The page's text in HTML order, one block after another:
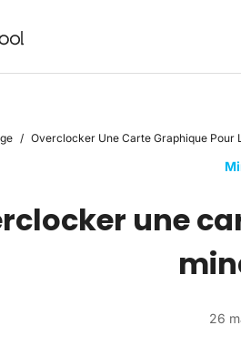
/ Overclocker Une Carte Graphique Pour
une
26